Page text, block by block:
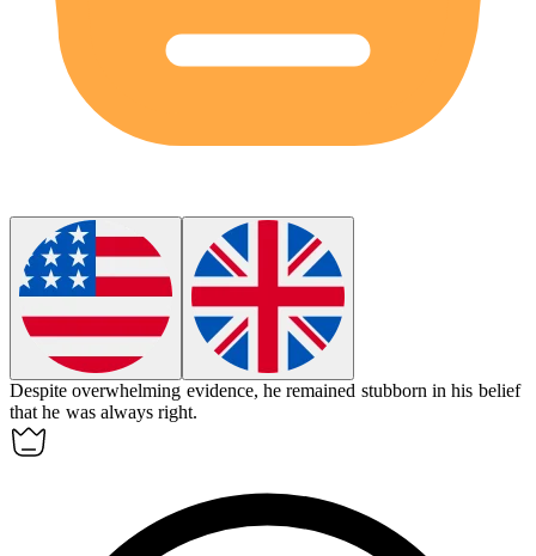
Despite overwhelming evidence, he remained stubborn in his belief
that he was always right.